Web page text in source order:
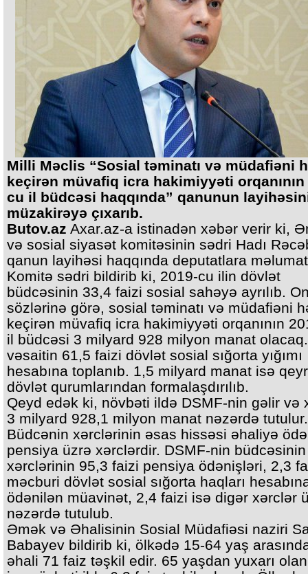
Milli Məclis “Sosial təminatı və müdafiəni
keçirən müvafiq icra hakimiyyəti orqanının
cu il büdcəsi haqqında” qanunun
müzakirəyə çıxarıb.
Butov.az Axar.az-a istinadən xəbər verir ki,
və sosial siyasət komitəsinin sədri Hadı
qanun layihəsi haqqında deputatlara
Komitə sədri bildirib ki, 2019-cu ilin dövlət
büdcəsinin 33,4 faizi sosial sahəyə ayrılıb.
sözlərinə görə, sosial təminatı və müdafiəni
keçirən müvafiq icra hakimiyyəti orqanının
il büdcəsi 3 milyard 928 milyon manat
vəsaitin 61,5 faizi dövlət sosial sığorta yığımı
hesabına toplanıb. 1,5 milyard manat isə
dövlət qurumlarından formalaşdırılıb.
Qeyd edək ki, növbəti ildə DSMF-nin gəlir və
3 milyard 928,1 milyon manat nəzərdə tutulur.
Büdcənin xərclərinin əsas hissəsi əhaliyə
pensiya üzrə xərclərdir. DSMF-nin büdcəsinin
xərclərinin 95,3 faizi pensiya ödənişləri, 2,3
məcburi dövlət sosial sığorta haqları
ödənilən müavinət, 2,4 faizi isə digər xərclər
nəzərdə tutulub.
Əmək və Əhalisinin Sosial Müdafiəsi naziri
Babayev bildirib ki, ölkədə 15-64 yaş
əhali 71 faiz təşkil edir. 65 yaşdan yuxarı